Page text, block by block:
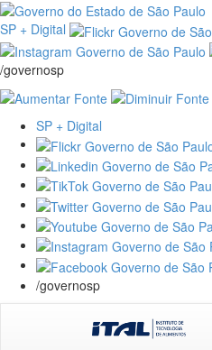
SP + Digital
/governosp
SP + Digital
/governosp